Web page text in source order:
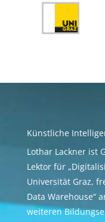
Künstliche
Lothar Lackner ist
Lektor für
Universität Graz,
Data Warehouse“
weiteren